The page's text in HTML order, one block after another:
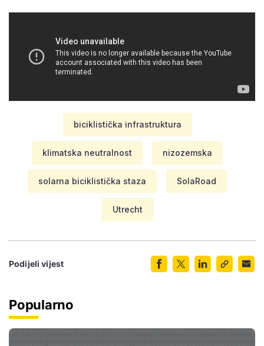
biciklistička infrastruktura
klimatska neutralnost nizozemska
solarna biciklistička staza SolaRoad
Utrecht
Podijeli vijest
Popularno